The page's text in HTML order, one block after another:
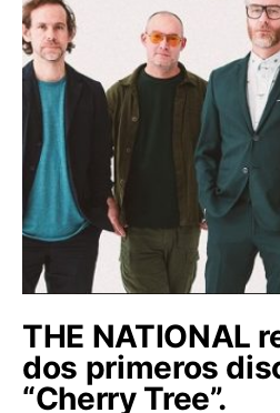
THE NATIONAL
dos primeros
“Cherry Tree”.